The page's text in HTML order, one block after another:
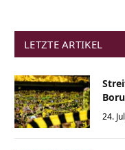
LETZTE ARTIKEL
24.